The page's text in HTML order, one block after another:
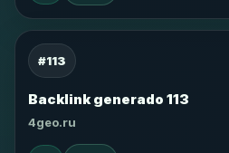
#113
Backlink generado 113
4geo.ru